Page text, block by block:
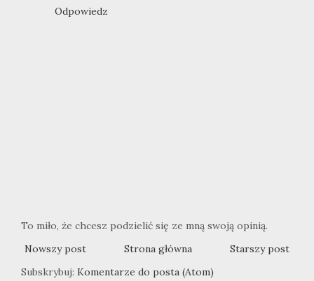
Odpowiedz
To miło, że chcesz podzielić się ze mną swoją opinią.
Nowszy post
Starszy post
Strona główna
Subskrybuj: Komentarze do posta (Atom)